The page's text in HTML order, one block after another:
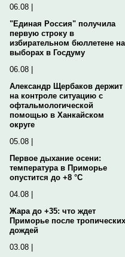
06.08 |
"Единая Россия" получила
первую строку в
избирательном бюллетене на
выборах в Госдуму
06.08 |
Александр Щербаков держит
на контроле ситуацию с
офтальмологической
помощью в Ханкайском
округе
05.08 |
Первое дыхание осени:
температура в Приморье
опустится до +8 °C
04.08 |
Жара до +35: что ждет
Приморье после тропических
дождей
03.08 |